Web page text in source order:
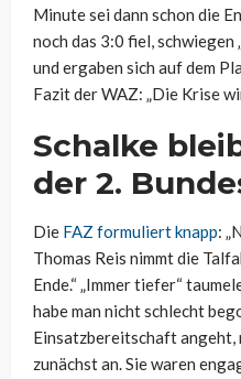
Minute sei dann schon die
noch das 3:0 fiel, schwiegen
und ergaben sich auf dem
Fazit der WAZ: „Die Krise
Schalke
der 2.
Die FAZ formuliert knapp:
Thomas Reis nimmt die
Ende.“ „Immer tiefer“
habe man nicht schlecht
Einsatzbereitschaft angeht,
zunächst an. Sie waren